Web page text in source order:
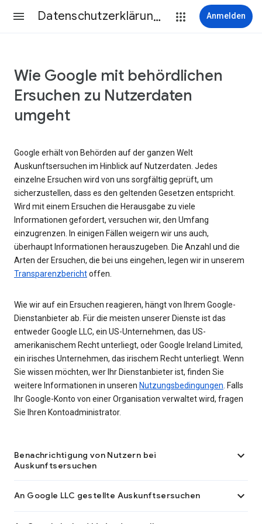
Datenschutzerklärung & Nutzungsbedingungen Anmelden
Wie Google mit behördlichen
Ersuchen zu Nutzerdaten
umgeht
Google erhält von Behörden auf der ganzen Welt
Auskunftsersuchen im Hinblick auf Nutzerdaten. Jedes
einzelne Ersuchen wird von uns sorgfältig geprüft, um
sicherzustellen, dass es den geltenden Gesetzen entspricht.
Wird mit einem Ersuchen die Herausgabe zu viele
Informationen gefordert, versuchen wir, den Umfang
einzugrenzen. In einigen Fällen weigern wir uns auch,
überhaupt Informationen herauszugeben. Die Anzahl und die
Arten der Ersuchen, die bei uns eingehen, legen wir in unserem
Transparenzberichtoffen.
Wie wir auf ein Ersuchen reagieren, hängt von Ihrem Google-
Dienstanbieter ab. Für die meisten unserer Dienste ist das
entweder Google LLC, ein US-Unternehmen, das US-
amerikanischem Recht unterliegt, oder Google Ireland Limited,
ein irisches Unternehmen, das irischem Recht unterliegt. Wenn
Sie wissen möchten, wer Ihr Dienstanbieter ist, finden Sie
weitere Informationen in unseren Nutzungsbedingungen . Falls
Ihr Google-Konto von einer Organisation verwaltet wird, fragen
Sie Ihren Kontoadministrator.
Benachrichtigung von Nutzern bei
Auskunftsersuchen

An Google LLC gestellte Auskunftsersuchen 